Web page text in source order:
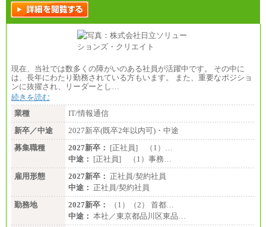
現在、当社では数多くの障がいのある社員が活躍中です。 その中に
は、長年にわたり勤務されている方もいます。 また、重要なポジショ
ンに抜擢され、リーダーとし…
続きを読む
業種
IT/情報通信
新卒／中途
2027新卒(既卒2年以内可)・中途
募集職種
2027新卒： [正社員] （1）…
中途： [正社員] （1）事務…
雇用形態
2027新卒： 正社員/契約社員
中途： 正社員/契約社員
勤務地
2027新卒：
（1）（2） 首都…
中途： 本社／東京都品川区東品…